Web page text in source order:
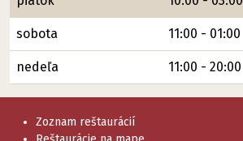
sobota 11:00 - 01:00
nedeľa 11:00 - 20:00
Zoznam reštaurácií